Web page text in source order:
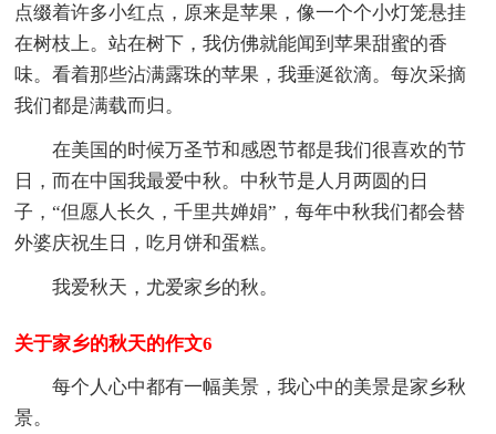
点缀着许多小红点，原来是苹果，像一个个小灯笼悬挂
在树枝上。站在树下，我仿佛就能闻到苹果甜蜜的香
味。看着那些沾满露珠的苹果，我垂涎欲滴。每次采摘
我们都是满载而归。
在美国的时候万圣节和感恩节都是我们很喜欢的节
日，而在中国我最爱中秋。中秋节是人月两圆的日
子，“但愿人长久，千里共婵娟”，每年中秋我们都会替
外婆庆祝生日，吃月饼和蛋糕。
我爱秋天，尤爱家乡的秋。
关于家乡的秋天的作文6
每个人心中都有一幅美景，我心中的美景是家乡秋
景。